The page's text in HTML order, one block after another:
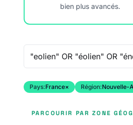
bien plus avancés.
Pays:France× Région:Nouvelle-
PARCOURIR PAR ZONE